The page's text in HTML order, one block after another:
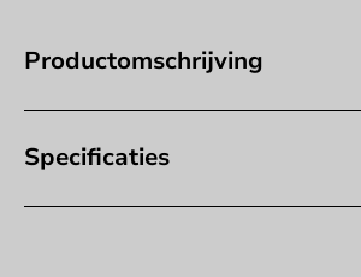
Productomschrijving
Specificaties